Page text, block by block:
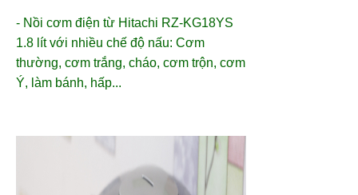
- Nồi cơm điện từ Hitachi RZ-KG18YS
1.8 lít với nhiều chế độ nấu: Cơm
thường, cơm trắng, cháo, cơm trộn, cơm
Ý, làm bánh, hấp...